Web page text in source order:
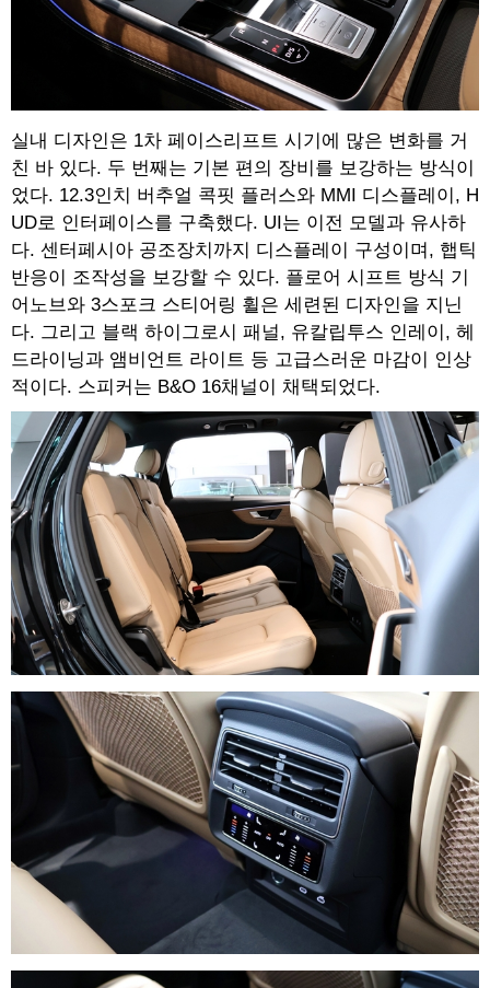
실내 디자인은 1차 페이스리프트 시기에 많은 변화를 거
친 바 있다. 두 번째는 기본 편의 장비를 보강하는 방식이
었다. 12.3인치 버추얼 콕핏 플러스와 MMI 디스플레이, H
UD로 인터페이스를 구축했다. UI는 이전 모델과 유사하
다. 센터페시아 공조장치까지 디스플레이 구성이며, 햅틱
반응이 조작성을 보강할 수 있다. 플로어 시프트 방식 기
어노브와 3스포크 스티어링 휠은 세련된 디자인을 지닌
다. 그리고 블랙 하이그로시 패널, 유칼립투스 인레이, 헤
드라이닝과 앰비언트 라이트 등 고급스러운 마감이 인상
적이다. 스피커는 B&O 16채널이 채택되었다.